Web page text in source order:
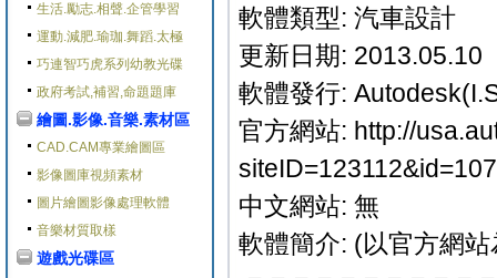
生活.勵志.相聲.企管學習
運動.減肥.瑜珈.舞蹈.太極
巧連智巧虎系列幼教光碟
政府考試,補習,命題題庫
繪圖.影像.音樂.素材區
CAD.CAM專業繪圖區
影像圖庫視頻素材
圖片繪圖影像處理軟體
音樂材質取樣
遊戲光碟區
軟體類型: 汽車設計
更新日期: 2013.05.10
軟體發行:
官方網站: http://
中文網站: 無
軟體簡介: (以官方網站